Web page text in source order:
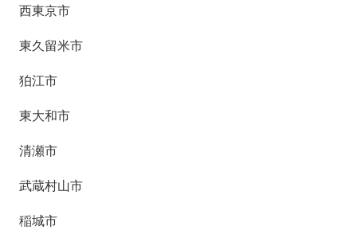
西東京市
東久留米市
狛江市
東大和市
清瀬市
武蔵村山市
稲城市